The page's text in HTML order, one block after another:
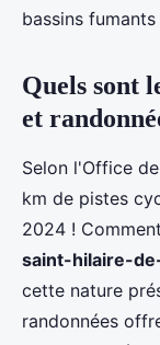
bassins fumants
Quels sont
et
Selon l'Office
km de pistes
2024 !
saint-hilaire-
cette nature
randonnées